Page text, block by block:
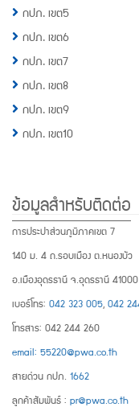
กปภ. เขต5
กปภ. เขต6
กปภ. เขต7
กปภ. เขต8
กปภ. เขต9
กปภ. เขต10
ข้อมูลสำหรับติดต่อ
การประปาส่วนภูมิภาคเขต 7
140 ม. 4 ถ.รอบเมือง ต.หนองบัว
อ.เมืองอุดรธานี จ.อุดรธานี 41000
เบอร์โทร: 042 323 005,042
โทรสาร: 042 244 260
email: 55220@pwa.co.th
สายด่วน กปภ. 1662
ลูกค้าสัมพันธ์ : pr@pwa.co.th